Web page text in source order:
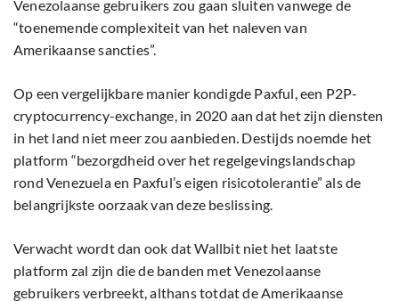
Venezolaanse gebruikers zou gaan sluiten vanwege de
“toenemende complexiteit van het naleven van
Amerikaanse sancties”.
Op een vergelijkbare manier kondigde Paxful, een P2P-
cryptocurrency-exchange, in 2020 aan dat het zijn diensten
in het land niet meer zou aanbieden. Destijds noemde het
platform “bezorgdheid over het regelgevingslandschap
rond Venezuela en Paxful’s eigen risicotolerantie” als de
belangrijkste oorzaak van deze beslissing.
Verwacht wordt dan ook dat Wallbit niet het laatste
platform zal zijn die de banden met Venezolaanse
gebruikers verbreekt, althans totdat de Amerikaanse